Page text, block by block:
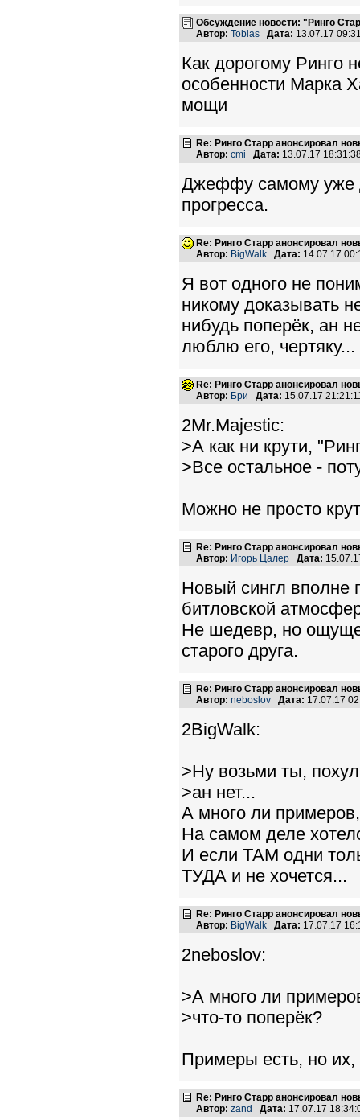
Обсуждение новости: "Ринго
Автор: Tobias Дата: 13.07.17
Как дорогому Ринго
особенности Марка
мощи
Re: Ринго Старр анонсировал
Автор: cmi Дата: 13.07.17
Джеффу самому уже
прогресса.
Re: Ринго Старр анонсировал
Автор: BigWalk Дата: 14.07.17
Я вот одного не
никому доказывать
нибудь поперёк, ан
люблю его, чертяку...
Re: Ринго Старр анонсировал
Автор: Бри Дата: 15.07.17
2Mr.Majestic:
>А как ни крути,
>Все остальное -
Можно не просто
Re: Ринго Старр анонсировал
Автор: Игорь Цалер Дата:
Новый сингл вполне
битловской
Не шедевр, но
старого друга.
Re: Ринго Старр анонсировал
Автор: neboslov Дата: 17.07.17
2BigWalk:
>Ну возьми ты,
>ан нет...
А много ли примеров,
На самом деле
И если ТАМ одни
ТУДА и не хочется...
Re: Ринго Старр анонсировал
Автор: BigWalk Дата: 17.07.17
2neboslov:
>А много ли
>что-то поперёк?
Примеры есть, но их,
Re: Ринго Старр анонсировал
Автор: zand Дата: 17.07.17